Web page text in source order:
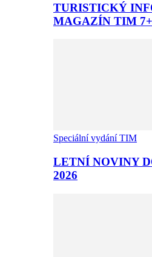
TURISTICKÝ
MAGAZÍN TIM
Speciální vydání TIM
LETNÍ NOVINY
2026